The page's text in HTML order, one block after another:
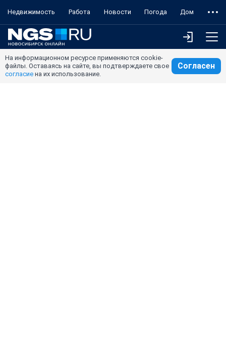
Недвижимость Работа Новости Погода Дом
На информационном ресурсе применяются cookie-
файлы. Оставаясь на сайте, вы подтверждаете свое
согласие на их использование.
Согласен